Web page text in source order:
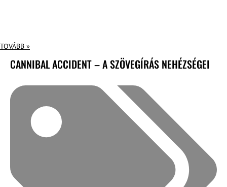
TOVÁBB »
CANNIBAL ACCIDENT – A SZÖVEGÍRÁS NEHÉZSÉGEI